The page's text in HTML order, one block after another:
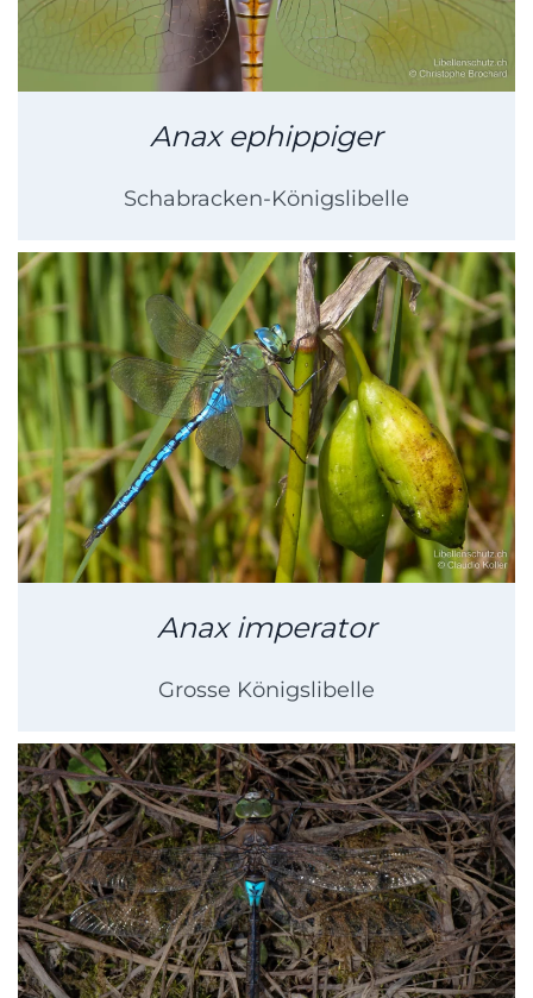
Anax ephippiger
Schabracken-Königslibelle
Anax imperator
Grosse Königslibelle